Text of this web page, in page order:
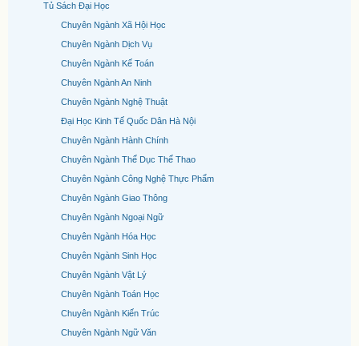
Tủ Sách Đại Học
Chuyên Ngành Xã Hội Học
Chuyên Ngành Dịch Vụ
Chuyên Ngành Kế Toán
Chuyên Ngành An Ninh
Chuyên Ngành Nghệ Thuật
Đại Học Kinh Tế Quốc Dân Hà Nội
Chuyên Ngành Hành Chính
Chuyên Ngành Thể Dục Thể Thao
Chuyên Ngành Công Nghệ Thực Phẩm
Chuyên Ngành Giao Thông
Chuyên Ngành Ngoại Ngữ
Chuyên Ngành Hóa Học
Chuyên Ngành Sinh Học
Chuyên Ngành Vật Lý
Chuyên Ngành Toán Học
Chuyên Ngành Kiến Trúc
Chuyên Ngành Ngữ Văn